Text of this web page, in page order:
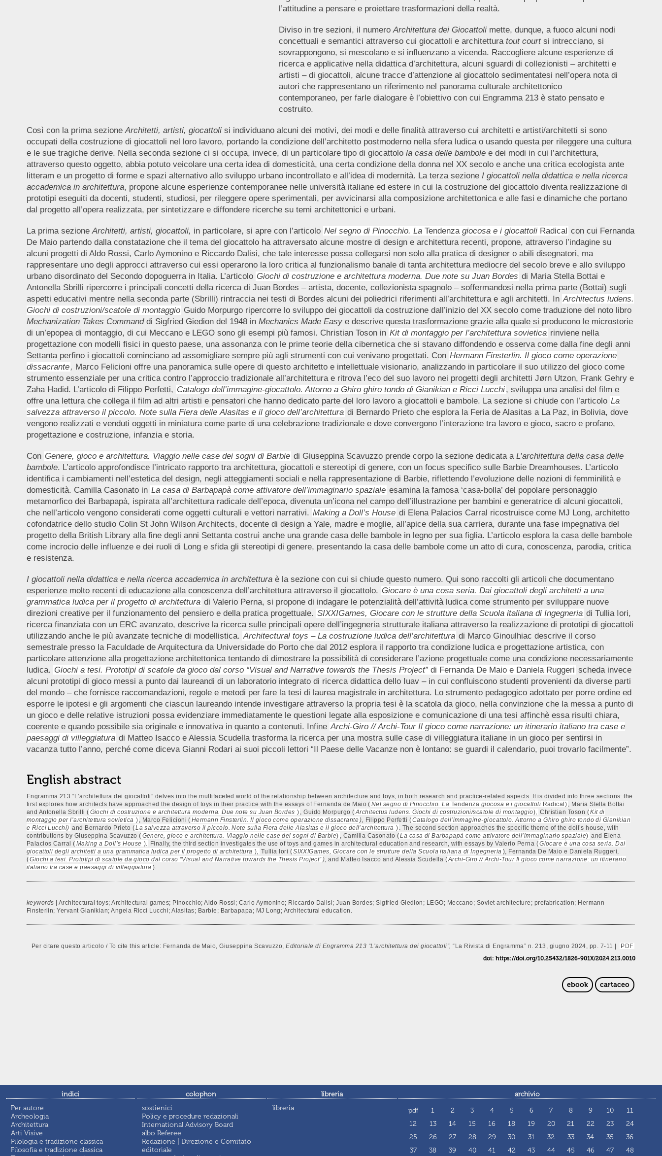
l’attitudine a pensare e proiettare trasformazioni della realtà.
Diviso in tre sezioni, il numeroArchitettura dei Giocattolimette, dunque, a fuoco alcuni nodi
concettuali e semantici attraverso cui giocattoli e architettura tout courtsi intrecciano, si
sovrappongono, si mescolano e si influenzano a vicenda. Raccogliere alcune esperienze di
ricerca e applicative nella didattica d’architettura, alcuni sguardi di collezionisti – architetti e
artisti – di giocattoli, alcune tracce d’attenzione al giocattolo sedimentatesi nell’opera nota di
autori che rappresentano un riferimento nel panorama culturale architettonico
contemporaneo, per farle dialogare è l’obiettivo con cui Engramma 213 è stato pensato e
costruito.
Così con la prima sezioneArchitetti, artisti, giocattoli si individuano alcuni dei motivi, dei modi e delle finalità attraverso cui architetti e artisti/architetti si sono
occupati della costruzione di giocattoli nel loro lavoro, portando la condizione dell’architetto postmoderno nella sfera ludica o usando questa per rileggere una cultura
e le sue tragiche derive. Nella seconda sezione ci si occupa, invece, di un particolare tipo di giocattolo la casa delle bambolee dei modi in cui l’architettura,
attraverso questo oggetto, abbia potuto veicolare una certa idea di domesticità, una certa condizione della donna nel XX secolo e anche una critica ecologista ante
litteram e un progetto di forme e spazi alternativo allo sviluppo urbano incontrollato e all’idea di modernità. La terza sezione I giocattoli nella didattica e nella ricerca
accademica in architettura, propone alcune esperienze contemporanee nelle università italiane ed estere in cui la costruzione del giocattolo diventa realizzazione di
prototipi eseguiti da docenti, studenti, studiosi, per rileggere opere sperimentali, per avvicinarsi alla composizione architettonica e alle fasi e dinamiche che portano
dal progetto all’opera realizzata, per sintetizzare e diffondere ricerche su temi architettonici e urbani.
La prima sezioneArchitetti, artisti, giocattoli, in particolare, si apre con l’articolo Nel segno di Pinocchio. La Tendenzagiocosa e i giocattoli Radical con cui Fernanda
De Maio partendo dalla constatazione che il tema del giocattolo ha attraversato alcune mostre di design e architettura recenti, propone, attraverso l’indagine su
alcuni progetti di Aldo Rossi, Carlo Aymonino e Riccardo Dalisi, che tale interesse possa collegarsi non solo alla pratica di designer o abili disegnatori, ma
rappresentare uno degli approcci attraverso cui essi operarono la loro critica al funzionalismo banale di tanta architettura mediocre del secolo breve e allo sviluppo
urbano disordinato del Secondo dopoguerra in Italia. L’articolo Giochi di costruzione e architettura moderna. Due note su Juan Bordes di Maria Stella Bottai e
Antonella Sbrilli ripercorre i principali concetti della ricerca di Juan Bordes – artista, docente, collezionista spagnolo – soffermandosi nella prima parte (Bottai) sugli
aspetti educativi mentre nella seconda parte (Sbrilli) rintraccia nei testi di Bordes alcuni dei poliedrici riferimenti all’architettura e agli architetti. In Architectus ludens.
Giochi di costruzioni/scatole di montaggio Guido Morpurgo ripercorre lo sviluppo dei giocattoli da costruzione dall’inizio del XX secolo come traduzione del noto libro
Mechanization Takes Commanddi Sigfried Giedion del 1948 in Mechanics Made Easye descrive questa trasformazione grazie alla quale si producono le microstorie
di un’epopea di montaggio, di cui Meccano e LEGO sono gli esempi più famosi. Christian Toson in Kit di montaggio per l’architettura sovietica rinviene nella
progettazione con modelli fisici in questo paese, una assonanza con le prime teorie della cibernetica che si stavano diffondendo e osserva come dalla fine degli anni
Settanta perfino i giocattoli cominciano ad assomigliare sempre più agli strumenti con cui venivano progettati. Con Hermann Finsterlin. Il gioco come operazione
dissacrante, Marco Felicioni offre una panoramica sulle opere di questo architetto e intellettuale visionario, analizzando in particolare il suo utilizzo del gioco come
strumento essenziale per una critica contro l’approccio tradizionale all’architettura e ritrova l’eco del suo lavoro nei progetti degli architetti Jørn Utzon, Frank Gehry e
Zaha Hadid. L’articolo di Filippo Perfetti, Catalogo dell’immagine-giocattolo. Attorno a Ghiro ghiro tondo di Gianikian e Ricci Lucchi, sviluppa una analisi del film e
offre una lettura che collega il film ad altri artisti e pensatori che hanno dedicato parte del loro lavoro a giocattoli e bambole. La sezione si chiude con l’articolo La
salvezza attraverso il piccolo. Note sulla Fiera delle Alasitas e il gioco dell’architettura di Bernardo Prieto che esplora la Feria de Alasitas a La Paz, in Bolivia, dove
vengono realizzati e venduti oggetti in miniatura come parte di una celebrazione tradizionale e dove convergono l’interazione tra lavoro e gioco, sacro e profano,
progettazione e costruzione, infanzia e storia.
Con Genere, gioco e architettura. Viaggio nelle case dei sogni di Barbie di Giuseppina Scavuzzo prende corpo la sezione dedicata a L’architettura della casa delle
bambole. L’articolo approfondisce l’intricato rapporto tra architettura, giocattoli e stereotipi di genere, con un focus specifico sulle Barbie Dreamhouses. L’articolo
identifica i cambiamenti nell’estetica del design, negli atteggiamenti sociali e nella rappresentazione di Barbie, riflettendo l’evoluzione delle nozioni di femminilità e
domesticità. Camilla Casonato in La casa di Barbapapà come attivatore dell’immaginario spaziale esamina la famosa ‘casa-bolla’ del popolare personaggio
metamorfico dei Barbapapà, ispirata all’architettura radicale dell’epoca, divenuta un’icona nel campo dell’illustrazione per bambini e generatrice di alcuni giocattoli,
che nell’articolo vengono considerati come oggetti culturali e vettori narrativi. Making a Doll’s House di Elena Palacios Carral ricostruisce come MJ Long, architetto
cofondatrice dello studio Colin St John Wilson Architects, docente di design a Yale, madre e moglie, all’apice della sua carriera, durante una fase impegnativa del
progetto della British Library alla fine degli anni Settanta costruì anche una grande casa delle bambole in legno per sua figlia. L’articolo esplora la casa delle bambole
come incrocio delle influenze e dei ruoli di Long e sfida gli stereotipi di genere, presentando la casa delle bambole come un atto di cura, conoscenza, parodia, critica
e resistenza.
I giocattoli nella didattica e nella ricerca accademica in architetturaè la sezione con cui si chiude questo numero. Qui sono raccolti gli articoli che documentano
esperienze molto recenti di educazione alla conoscenza dell’architettura attraverso il giocattolo. Giocare è una cosa seria. Dai giocattoli degli architetti a una
grammatica ludica per il progetto di architettura di Valerio Perna, si propone di indagare le potenzialità dell’attività ludica come strumento per sviluppare nuove
direzioni creative per il funzionamento del pensiero e della pratica progettuale. SIXXIGames, Giocare con le strutture della Scuola italiana di Ingegneria di Tullia Iori,
ricerca finanziata con un ERC avanzato, descrive la ricerca sulle principali opere dell’ingegneria strutturale italiana attraverso la realizzazione di prototipi di giocattoli
utilizzando anche le più avanzate tecniche di modellistica. Architectural toys – La costruzione ludica dell’architettura di Marco Ginoulhiac descrive il corso
semestrale presso la Faculdade de Arquitectura da Universidade do Porto che dal 2012 esplora il rapporto tra condizione ludica e progettazione artistica, con
particolare attenzione alla progettazione architettonica tentando di dimostrare la possibilità di considerare l’azione progettuale come una condizione necessariamente
ludica. Giochi a tesi. Prototipi di scatole da gioco dal corso “Visual and Narrative towards the Thesis Project” di Fernanda De Maio e Daniela Ruggeri scheda invece
alcuni prototipi di gioco messi a punto dai laureandi di un laboratorio integrato di ricerca didattica dello Iuav – in cui confluiscono studenti provenienti da diverse parti
del mondo – che fornisce raccomandazioni, regole e metodi per fare la tesi di laurea magistrale in architettura. Lo strumento pedagogico adottato per porre ordine ed
esporre le ipotesi e gli argomenti che ciascun laureando intende investigare attraverso la propria tesi è la scatola da gioco, nella convinzione che la messa a punto di
un gioco e delle relative istruzioni possa evidenziare immediatamente le questioni legate alla esposizione e comunicazione di una tesi affinchè essa risulti chiara,
coerente e quando possibile sia originale e innovativa in quanto a contenuti. Infine Archi-Giro // Archi-Tour Il gioco come narrazione: un itinerario italiano tra case e
paesaggi di villeggiatura di Matteo Isacco e Alessia Scudella trasforma la ricerca per una mostra sulle case di villeggiatura italiane in un gioco per sentirsi in
vacanza tutto l’anno, perché come diceva Gianni Rodari ai suoi piccoli lettori “Il Paese delle Vacanze non è lontano: se guardi il calendario, puoi trovarlo facilmente”.
English abstract
Engramma 213 “L’architettura dei giocattoli” delves into the multifaceted world of the relationship between architecture and toys, in both research and practice-related aspects. It is divided into three sections: the
first explores how architects have approached the design of toys in their practice with the essays of Fernanda de Maio ( Nel segno di Pinocchio. La Tendenza giocosa e i giocattoli Radical)
, Maria Stella Bottai
and Antonella Sbrilli ( Giochi di costruzione e architettura moderna. Due note su Juan Bordes ) , Guido Morpurgo ( Architectus ludens. Giochi di costruzioni/scatole di montaggio), Christian Toson (Kit di
montaggio per l’architettura sovietica ) , Marco Felicioni ( Hermann Finsterlin. Il gioco come operazione dissacrante ), Filippo Perfetti (Catalogo dell’immagine-giocattolo. Attorno a Ghiro ghiro tondo di Gianikian
e Ricci Lucchi) and Bernardo Prieto (La salvezza attraverso il piccolo. Note sulla Fiera delle Alasitas e il gioco dell’architettura )
. The second section approaches the specific theme of the doll’s house, with
contributions by Giuseppina Scavuzzo ( Genere, gioco e architettura. Viaggio nelle case dei sogni di Barbie) , Camilla Casonato (La casa di Barbapapà come attivatore dell’immaginario spaziale) and Elena
Palacios Carral ( Making a Doll’s House ). Finally, the third section investigates the use of toys and games in architectural education and research, with essays by Valerio Perna (Giocare è una cosa seria. Dai
giocattoli degli architetti a una grammatica ludica per il progetto di architettura ), Tullia Iori (SIXXIGames, Giocare con le strutture della Scuola italiana di Ingegneria ), Fernanda De Maio e Daniela Ruggeri,
(Giochi a tesi. Prototipi di scatole da gioco dal corso “Visual and Narrative towards the Thesis Project” ) , and Matteo Isacco and Alessia Scudella (Archi-Giro // Archi-Tour Il gioco come narrazione: un itinerario
italiano tra case e paesaggi di villeggiatura ).
keywords | Architectural toys; Architectural games; Pinocchio; Aldo Rossi; Carlo Aymonino; Riccardo Dalisi; Juan Bordes; Sigfried Giedion; LEGO; Meccano; Soviet architecture; prefabrication; Hermann
Finsterlin; Yervant Gianikian; Angela Ricci Lucchi; Alasitas; Barbie; Barbapapa; MJ Long; Architectural education.
Per citare questo articolo / To cite this article: Fernanda de Maio, Giuseppina Scavuzzo,Editoriale di Engramma 213 “L’architettura dei giocattoli”,“La Rivista di Engramma” n. 213, giugno 2024, pp. 7-11 | PDF
doi: https://doi.org/10.25432/1826-901X/2024.213.0010
cartaceo
ebook
indici
Per autore
Archeologia
Architettura
Arti Visive
Filologia e tradizione classica
Filosofia e tradizione classica
colophon
sostienici
Policy e procedure redazionali
International Advisory Board
albo Referee
Redazione | Direzione e Comitato
editoriale
libreria
libreria
archivio
pdf
1 2 3 4 5 6 7 8 9 10
11
12
13 14 15 16 18 19 20 21 22 23
24
25
26 27 28 29 30 31 32 33 34 35
36
37
38 39 40 41 42 43 44 45 46 47 48